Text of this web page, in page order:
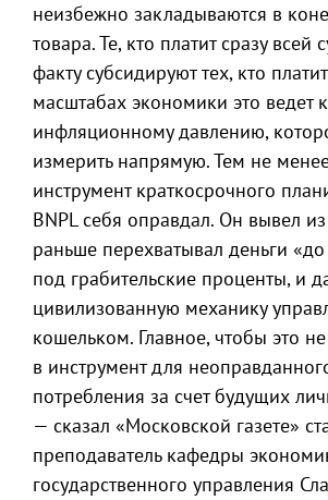
неизбежно закладываются в
товара. Те, кто платит сразу всей
факту субсидируют тех, кто
масштабах экономики это ведет
инфляционному давлению,
измерить напрямую. Тем не
инструмент краткосрочного
BNPL себя оправдал. Он вывел из
раньше перехватывал деньги
под грабительские проценты, и
цивилизованную механику
кошельком. Главное, чтобы это
в инструмент для
потребления за счет будущих
— сказал «Московской газете»
преподаватель кафедры
государственного управления